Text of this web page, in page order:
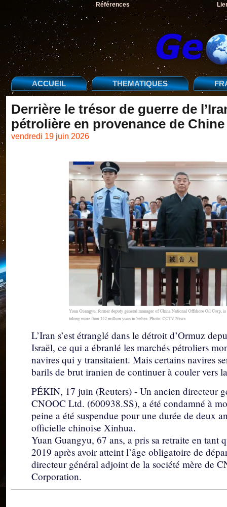
Références
ACCUEIL THEMATIQUES
Derrière le trésor de guerre de
pétrolière en provenance de Chine
vendredi 19 juin 2026
L’Iran s’est étranglé dans le détroit d’Ormuz
Israël, ce qui a ébranlé les marchés pétroliers
navires qui y transitaient. Mais certains navires
barils de brut iranien de continuer à couler vers
PÉKIN, 17 juin (Reuters) - Un ancien directeur
CNOOC Ltd. (600938.SS), a été condamné à
peine a été suspendue pour une durée de deux
officielle chinoise Xinhua.
Yuan Guangyu, 67 ans, a pris sa retraite en tant
2019 après avoir atteint l’âge obligatoire de
directeur général adjoint de la société mère de
Corporation.